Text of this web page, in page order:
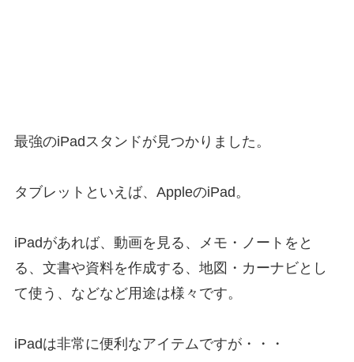
最強のiPadスタンドが見つかりました。
タブレットといえば、AppleのiPad。
iPadがあれば、動画を見る、メモ・ノートをと
る、文書や資料を作成する、地図・カーナビとし
て使う、などなど用途は様々です。
iPadは非常に便利なアイテムですが・・・